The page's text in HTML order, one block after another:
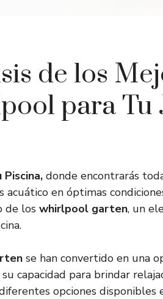
de los
para Tu
Piscina, donde encontrarás
acuático en óptimas
de los whirlpool garten, un
se han convertido en una
su capacidad para brindar
opciones disponibles